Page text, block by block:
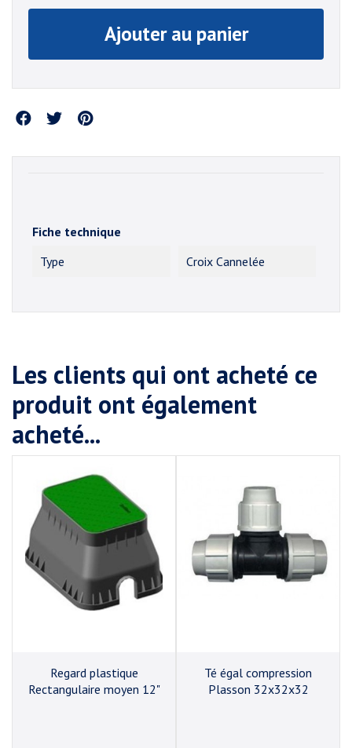
Ajouter au panier
Partager
Fiche technique
Type
Croix Cannelée
Les clients qui ont acheté ce
produit ont également
acheté...
Regard plastique
Rectangulaire moyen 12"
Té égal compression
Plasson 32x32x32